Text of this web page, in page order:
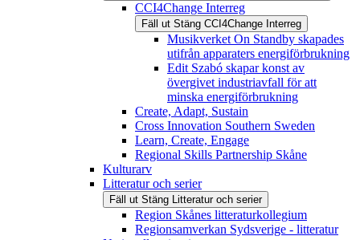
CCI4Change Interreg
Fäll ut Stäng CCI4Change Interreg
Musikverket On Standby skapades
utifrån apparaters energiförbrukning
Edit Szabó skapar konst av
övergivet industriavfall för att
minska energiförbrukning
Create, Adapt, Sustain
Cross Innovation Southern Sweden
Learn, Create, Engage
Regional Skills Partnership Skåne
Kulturarv
Litteratur och serier
Fäll ut Stäng Litteratur och serier
Region Skånes litteraturkollegium
Regionsamverkan Sydsverige - litteratur